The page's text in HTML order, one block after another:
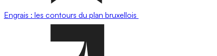
Engrais : les contours du plan bruxellois